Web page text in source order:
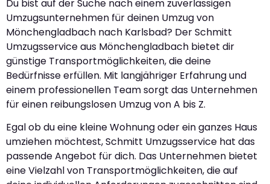
Du bist auf der Suche nach einem zuverlässigen
Umzugsunternehmen für deinen Umzug von
Mönchengladbach nach Karlsbad? Der Schmitt
Umzugsservice aus Mönchengladbach bietet dir
günstige Transportmöglichkeiten, die deine
Bedürfnisse erfüllen. Mit langjähriger Erfahrung und
einem professionellen Team sorgt das Unternehmen
für einen reibungslosen Umzug von A bis Z.
Egal ob du eine kleine Wohnung oder ein ganzes Haus
umziehen möchtest, Schmitt Umzugsservice hat das
passende Angebot für dich. Das Unternehmen bietet
eine Vielzahl von Transportmöglichkeiten, die auf